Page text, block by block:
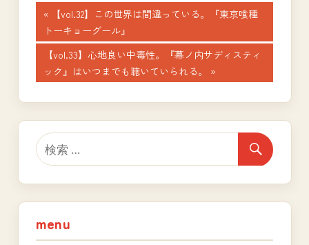
投
稿
ナ
ビ
ゲ
ー
シ
ョ
ン
前
の
記
事:
【vol.32】この世界は間違っている。『東京喰種
トーキョーグール』
次
の
記
事:
【vol.33】心地良い中毒性。『幕ノ内サディスティ
ック』はいつまでも聴いていられる。
menu